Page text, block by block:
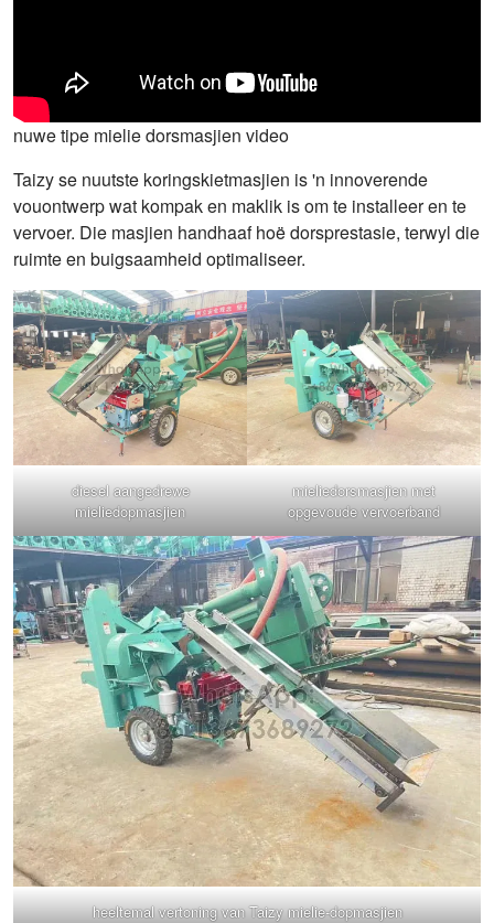
nuwe tipe mielie dorsmasjien video
Taizy se nuutste koringskietmasjien is 'n innoverende
vouontwerp wat kompak en maklik is om te installeer en te
vervoer. Die masjien handhaaf hoë dorsprestasie, terwyl die
ruimte en buigsaamheid optimaliseer.
diesel aangedrewe
mieliedopmasjien
mieliedorsmasjien met
opgevoude vervoerband
heeltemal vertoning van Taizy mielie-dopmasjien